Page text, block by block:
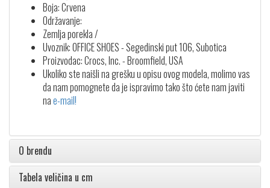
Boja: Crvena
Održavanje:
Zemlja porekla /
Uvoznik: OFFICE SHOES - Segedinski put 106, Subotica
Proizvodac: Crocs, Inc. - Broomfield, USA
Ukoliko ste naišli na grešku u opisu ovog modela, molimo vas
da nam pomognete da je ispravimo tako što ćete nam javiti
nae-mail!
O brendu
Tabela veličina u cm